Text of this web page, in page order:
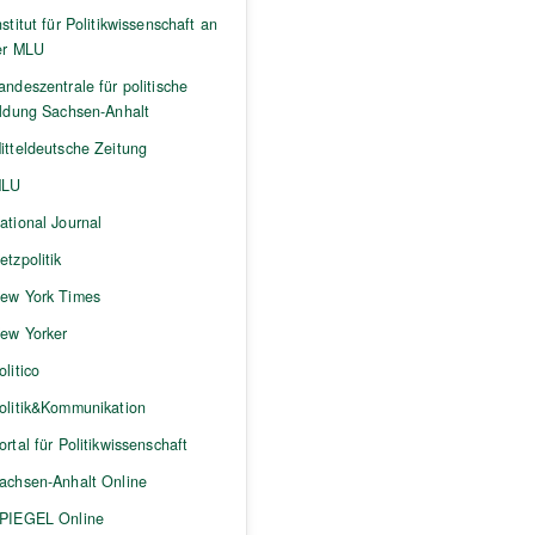
für Politikwissenschaft an
MLU
für politische
Sachsen-Anhalt
Zeitung
Journal
York Times
Yorker
für Politikwissenschaft
Anhalt Online
Online